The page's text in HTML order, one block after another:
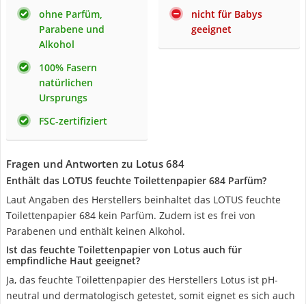
ohne Parfüm,
Parabene und
Alkohol
100% Fasern
natürlichen
Ursprungs
FSC-zertifiziert
nicht für Babys
geeignet
Fragen und Antworten zu Lotus 684
Enthält das LOTUS feuchte Toilettenpapier 684 Parfüm?
Laut Angaben des Herstellers beinhaltet das LOTUS feuchte
Toilettenpapier 684 kein Parfüm. Zudem ist es frei von
Parabenen und enthält keinen Alkohol.
Ist das feuchte Toilettenpapier von Lotus auch für
empfindliche Haut geeignet?
Ja, das feuchte Toilettenpapier des Herstellers Lotus ist pH-
neutral und dermatologisch getestet, somit eignet es sich auch